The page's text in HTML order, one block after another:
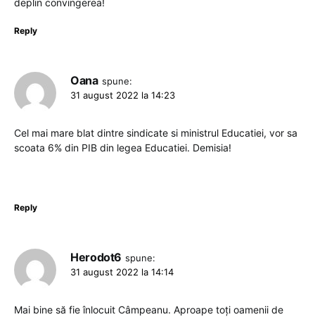
deplin convingerea!
Reply
Oana spune:
31 august 2022 la 14:23
Cel mai mare blat dintre sindicate si ministrul Educatiei, vor sa
scoata 6% din PIB din legea Educatiei. Demisia!
Reply
Herodot6 spune:
31 august 2022 la 14:14
Mai bine să fie înlocuit Câmpeanu. Aproape toți oamenii de